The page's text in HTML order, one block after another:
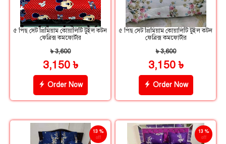
৫ পিছ সেট প্রিমিয়াম কোয়ালিটি টুইল কটন
ফেব্রিক্স কমফোর্টার
৳ 3,600
3,150 ৳
Order Now
৫ পিছ সেট প্রিমিয়াম কোয়ালিটি টুইল কটন
ফেব্রিক্স কমফোর্টার
৳ 3,600
3,150 ৳
Order Now
13 %
off
13 %
off